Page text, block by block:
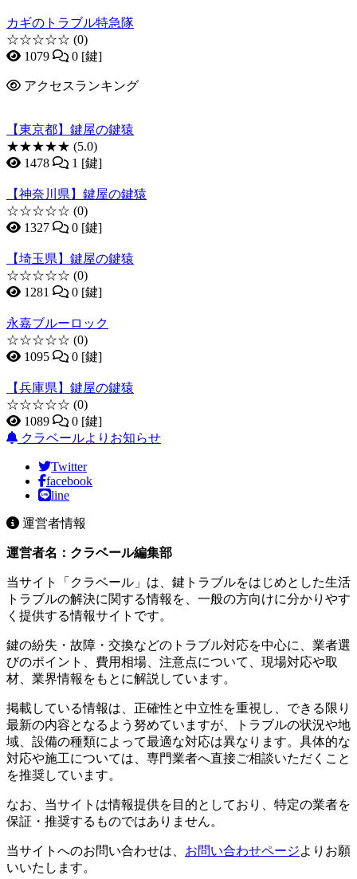
カギのトラブル特急隊
☆☆☆☆☆ (0)
1079
0 [鍵]
アクセスランキング
【東京都】鍵屋の鍵猿
★★★★★ (5.0)
1478
1 [鍵]
【神奈川県】鍵屋の鍵猿
☆☆☆☆☆ (0)
1327
0 [鍵]
【埼玉県】鍵屋の鍵猿
☆☆☆☆☆ (0)
1281
0 [鍵]
永嘉ブルーロック
☆☆☆☆☆ (0)
1095
0 [鍵]
【兵庫県】鍵屋の鍵猿
☆☆☆☆☆ (0)
1089
0 [鍵]
クラベールよりお知らせ
Twitter
facebook
line
運営者情報
運営者名：クラベール編集部
当サイト「クラベール」は、鍵トラブルをはじめとした生活
トラブルの解決に関する情報を、一般の方向けに分かりやす
く提供する情報サイトです。
鍵の紛失・故障・交換などのトラブル対応を中心に、業者選
びのポイント、費用相場、注意点について、現場対応や取
材、業界情報をもとに解説しています。
掲載している情報は、正確性と中立性を重視し、できる限り
最新の内容となるよう努めていますが、トラブルの状況や地
域、設備の種類によって最適な対応は異なります。具体的な
対応や施工については、専門業者へ直接ご相談いただくこと
を推奨しています。
なお、当サイトは情報提供を目的としており、特定の業者を
保証・推奨するものではありません。
当サイトへのお問い合わせは、 お問い合わせページよりお願
いいたします。